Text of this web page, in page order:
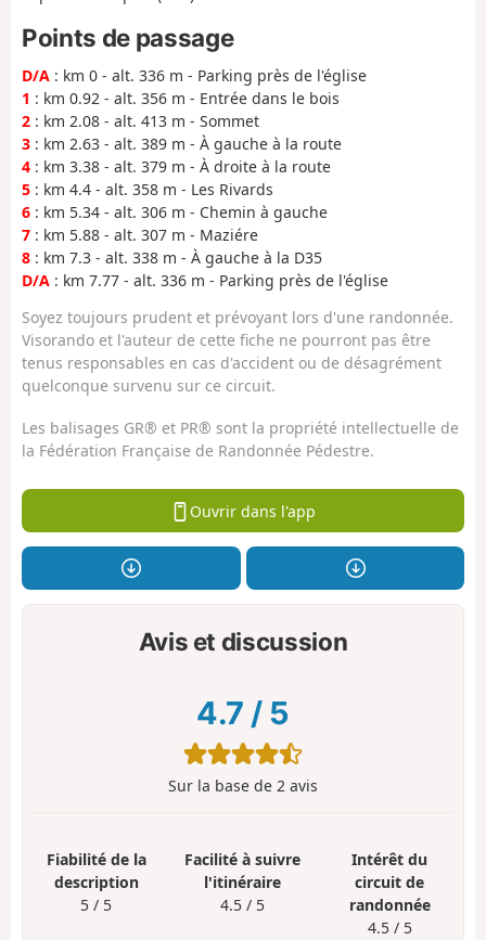
Points de passage
D/A : km 0 - alt. 336 m - Parking près de l'église
1 : km 0.92 - alt. 356 m - Entrée dans le bois
2 : km 2.08 - alt. 413 m - Sommet
3 : km 2.63 - alt. 389 m - À gauche à la route
4 : km 3.38 - alt. 379 m - À droite à la route
5 : km 4.4 - alt. 358 m - Les Rivards
6 : km 5.34 - alt. 306 m - Chemin à gauche
7 : km 5.88 - alt. 307 m - Maziére
8 : km 7.3 - alt. 338 m - À gauche à la D35
D/A : km 7.77 - alt. 336 m - Parking près de l'église
Soyez toujours prudent et prévoyant lors d'une randonnée.
Visorando et l'auteur de cette fiche ne pourront pas être
tenus responsables en cas d'accident ou de désagrément
quelconque survenu sur ce circuit.
Les balisages GR® et PR® sont la propriété intellectuelle de
la Fédération Française de Randonnée Pédestre.
Ouvrir dans l'app
Avis et discussion
4.7 / 5
Sur la base de 2 avis
Fiabilité de la
description
5 / 5
Facilité à suivre
l'itinéraire
4.5 / 5
Intérêt du
circuit de
randonnée
4.5 / 5